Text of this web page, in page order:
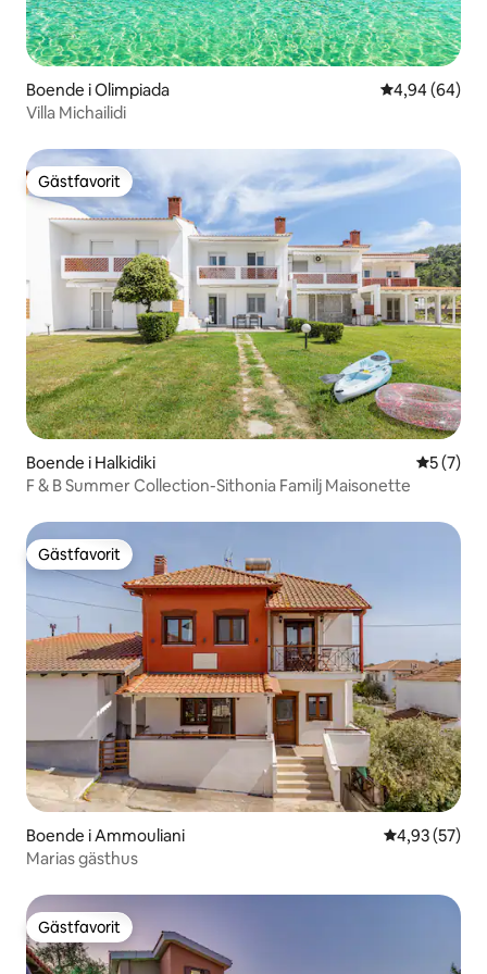
Boende i Olimpiada 4,94 av 5 i
4,94 (64)
Villa Michailidi
Gästfavorit
Gästfavorit
Boende i Halkidiki 5 av 5 i
5 (7)
F & B Summer Collection-Sithonia Familj Maisonette
Gästfavorit
Gästfavorit
Boende i Ammouliani 4,93 av 5 i
4,93 (57)
Marias gästhus
Gästfavorit
Gästfavorit